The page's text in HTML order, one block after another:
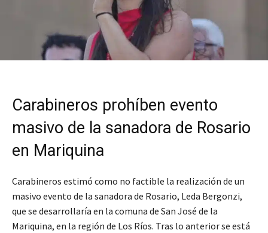
Carabineros prohíben evento
masivo de la sanadora de Rosario
en Mariquina
Carabineros estimó como no factible la realización de un
masivo evento de la sanadora de Rosario, Leda Bergonzi,
que se desarrollaría en la comuna de San José de la
Mariquina, en la región de Los Ríos. Tras lo anterior se está